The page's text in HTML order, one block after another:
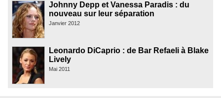
Johnny Depp et Vanessa Paradis : du
nouveau sur leur séparation
Janvier 2012
Leonardo DiCaprio : de Bar Refaeli à Blake
Lively
Mai 2011